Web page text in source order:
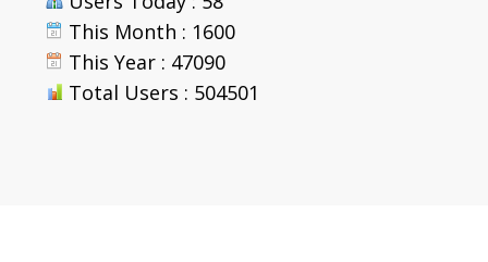
This Month : 1600
This Year : 47090
Total Users : 504501